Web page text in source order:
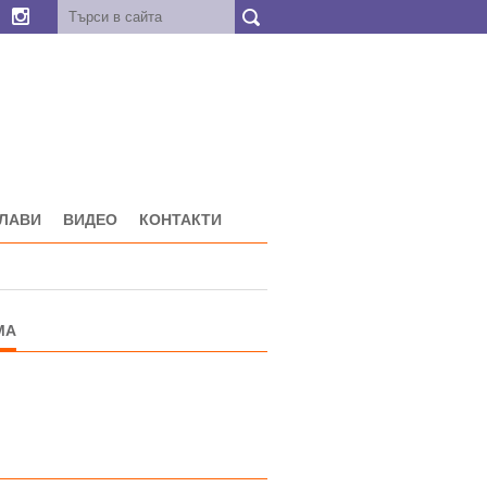
ВИДЕО КОНТАКТИ